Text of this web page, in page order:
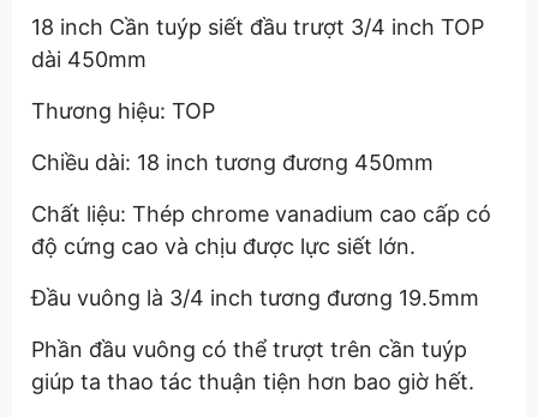
18 inch Cần tuýp siết đầu trượt 3/4 inch TOP
dài 450mm
Thương hiệu: TOP
Chiều dài: 18 inch tương đương 450mm
Chất liệu: Thép chrome vanadium cao cấp có
độ cứng cao và chịu được lực siết lớn.
Đầu vuông là 3/4 inch tương đương 19.5mm
Phần đầu vuông có thể trượt trên cần tuýp
giúp ta thao tác thuận tiện hơn bao giờ hết.